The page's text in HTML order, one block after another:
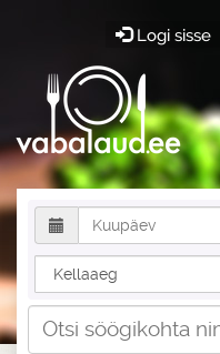
Logi sisse